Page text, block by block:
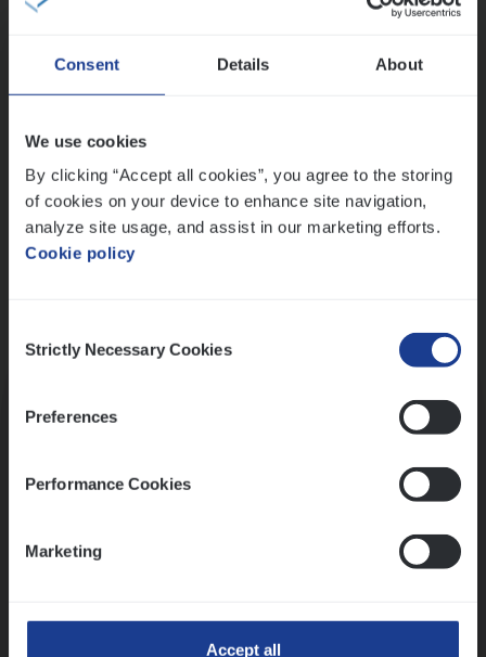
Consent Details About
We use cookies
By clicking “Accept all cookies”, you agree to the storing
of cookies on your device to enhance site navigation,
analyze site usage, and assist in our marketing efforts.
Cookie policy
Selection
Strictly Necessary Cookies
Preferences
Performance Cookies
Marketing
Accept all
Ons sollicitatieproces
Kennismaking met HR